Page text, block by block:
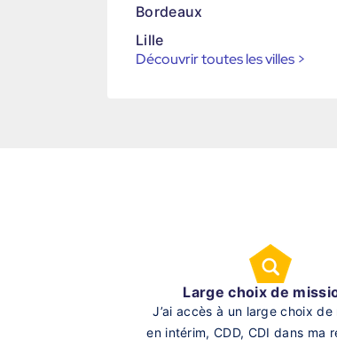
Bordeaux
Lille
Découvrir toutes les villes >
Large choix de
J’ai accès à un large choix de
en intérim, CDD, CDI dans ma